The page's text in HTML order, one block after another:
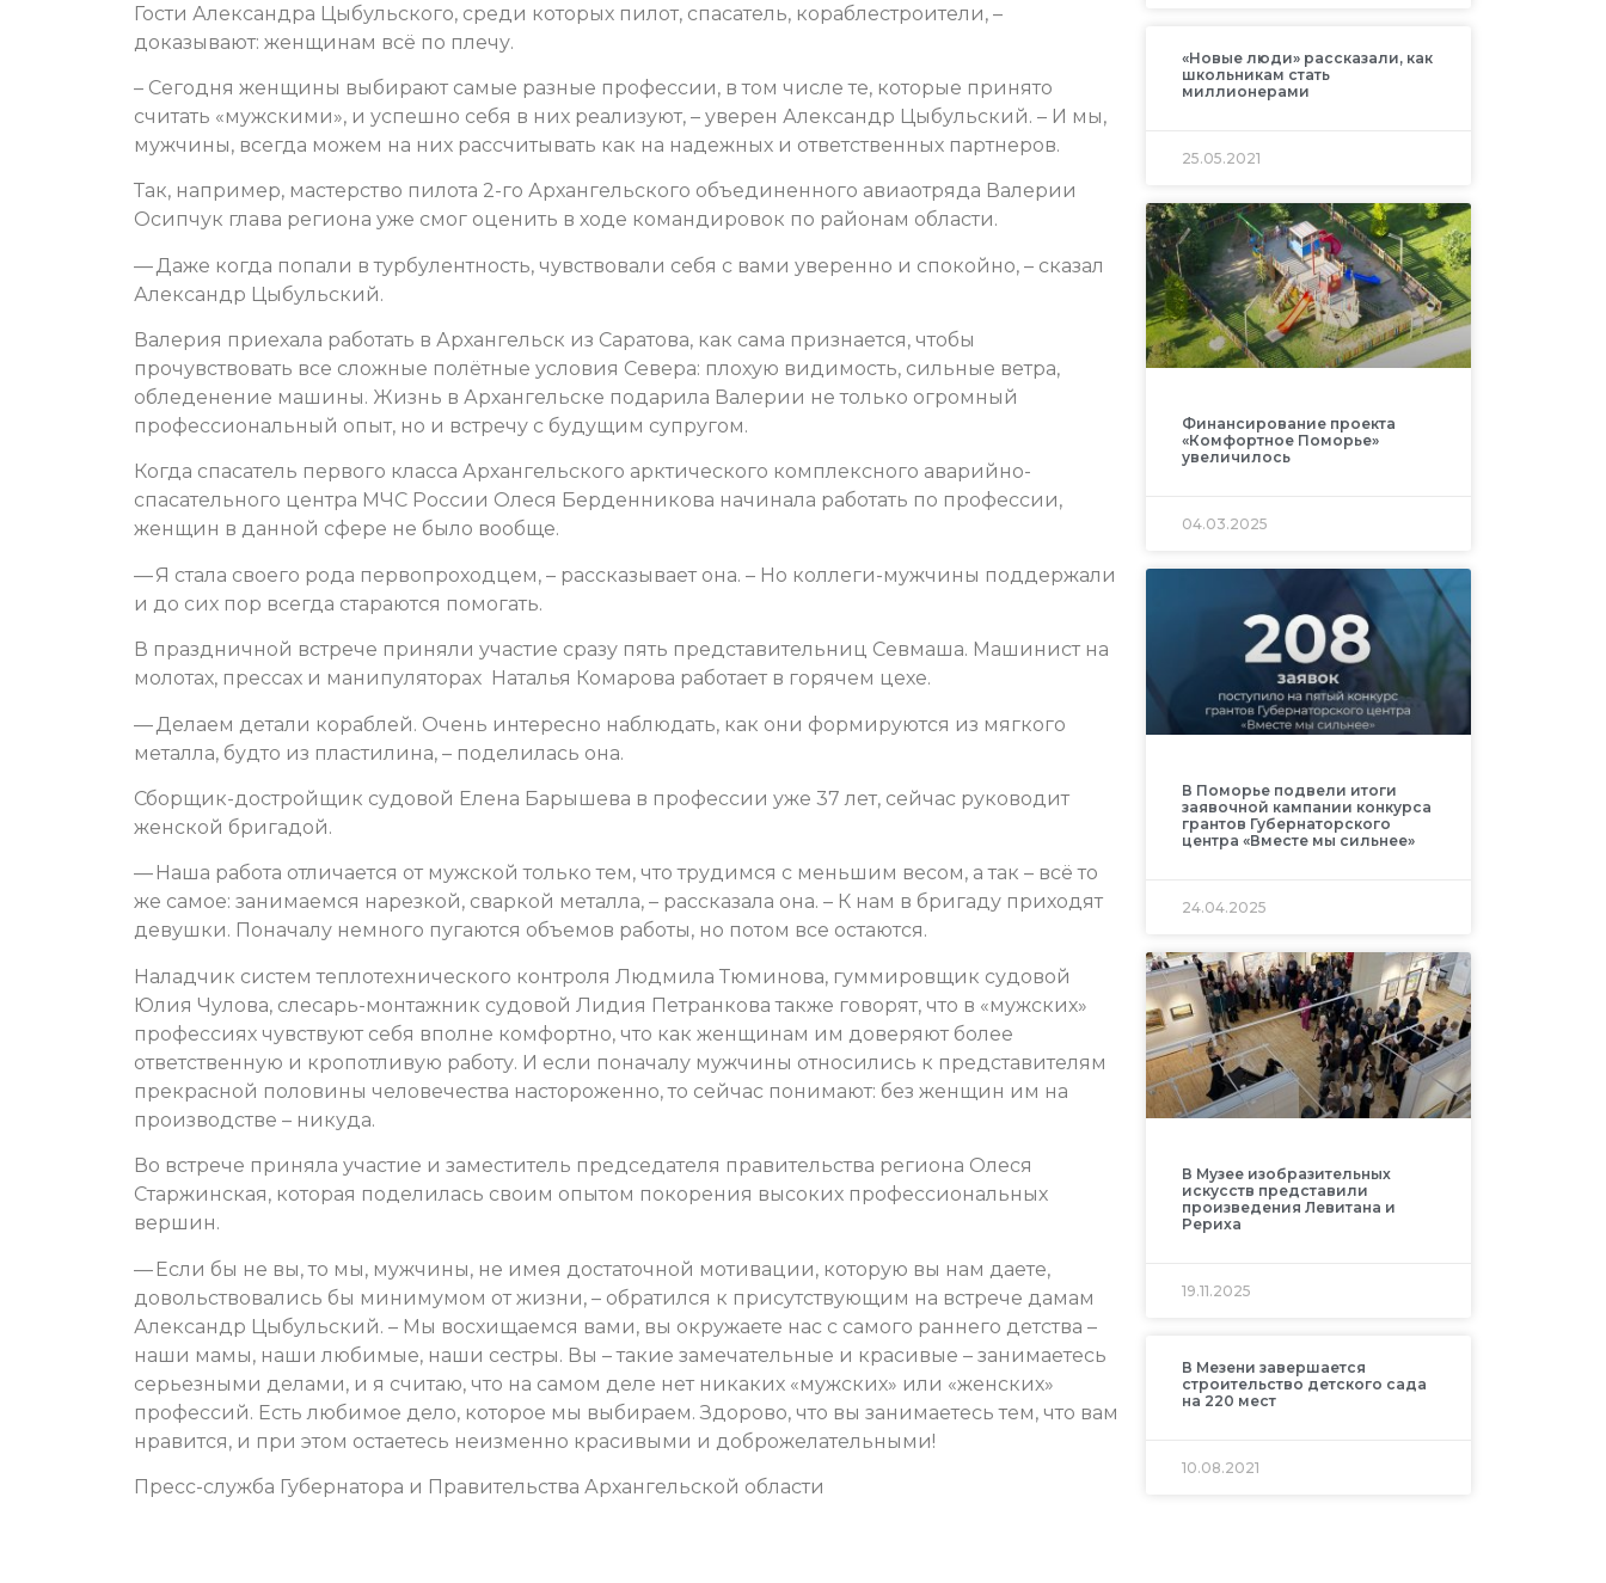
Гости Александра Цыбульского, среди которых пилот, спасатель, кораблестроители, –
доказывают: женщинам всё по плечу.
– Сегодня женщины выбирают самые разные профессии, в том числе те, которые принято
считать «мужскими», и успешно себя в них реализуют, – уверен Александр Цыбульский. – И мы,
мужчины, всегда можем на них рассчитывать как на надежных и ответственных партнеров.
Так, например, мастерство пилота 2-го Архангельского объединенного авиаотряда Валерии
Осипчук глава региона уже смог оценить в ходе командировок по районам области.
— Даже когда попали в турбулентность, чувствовали себя с вами уверенно и спокойно, – сказал
Александр Цыбульский.
Валерия приехала работать в Архангельск из Саратова, как сама признается, чтобы
прочувствовать все сложные полётные условия Севера: плохую видимость, сильные ветра,
обледенение машины. Жизнь в Архангельске подарила Валерии не только огромный
профессиональный опыт, но и встречу с будущим супругом.
Когда спасатель первого класса Архангельского арктического комплексного аварийно-
спасательного центра МЧС России Олеся Берденникова начинала работать по профессии,
женщин в данной сфере не было вообще.
— Я стала своего рода первопроходцем, – рассказывает она. – Но коллеги-мужчины поддержали
и до сих пор всегда стараются помогать.
В праздничной встрече приняли участие сразу пять представительниц Севмаша. Машинист на
молотах, прессах и манипуляторах Наталья Комарова работает в горячем цехе.
— Делаем детали кораблей. Очень интересно наблюдать, как они формируются из мягкого
металла, будто из пластилина, – поделилась она.
Сборщик-достройщик судовой Елена Барышева в профессии уже 37 лет, сейчас руководит
женской бригадой.
— Наша работа отличается от мужской только тем, что трудимся с меньшим весом, а так – всё то
же самое: занимаемся нарезкой, сваркой металла, – рассказала она. – К нам в бригаду приходят
девушки. Поначалу немного пугаются объемов работы, но потом все остаются.
Наладчик систем теплотехнического контроля Людмила Тюминова, гуммировщик судовой
Юлия Чулова, слесарь-монтажник судовой Лидия Петранкова также говорят, что в «мужских»
профессиях чувствуют себя вполне комфортно, что как женщинам им доверяют более
ответственную и кропотливую работу. И если поначалу мужчины относились к представителям
прекрасной половины человечества настороженно, то сейчас понимают: без женщин им на
производстве – никуда.
Во встрече приняла участие и заместитель председателя правительства региона Олеся
Старжинская, которая поделилась своим опытом покорения высоких профессиональных
вершин.
— Если бы не вы, то мы, мужчины, не имея достаточной мотивации, которую вы нам даете,
довольствовались бы минимумом от жизни, – обратился к присутствующим на встрече дамам
Александр Цыбульский. – Мы восхищаемся вами, вы окружаете нас с самого раннего детства –
наши мамы, наши любимые, наши сестры. Вы – такие замечательные и красивые – занимаетесь
серьезными делами, и я считаю, что на самом деле нет никаких «мужских» или «женских»
профессий. Есть любимое дело, которое мы выбираем. Здорово, что вы занимаетесь тем, что вам
нравится, и при этом остаетесь неизменно красивыми и доброжелательными!
Пресс-служба Губернатора и Правительства Архангельской области
«Новые люди» рассказали, как
школьникам стать
миллионерами
25.05.2021
Финансирование проекта
«Комфортное Поморье»
увеличилось
04.03.2025
В Поморье подвели итоги
заявочной кампании конкурса
грантов Губернаторского
центра «Вместе мы сильнее»
24.04.2025
В Музее изобразительных
искусств представили
произведения Левитана и
Рериха
19.11.2025
В Мезени завершается
строительство детского сада
на 220 мест
10.08.2021